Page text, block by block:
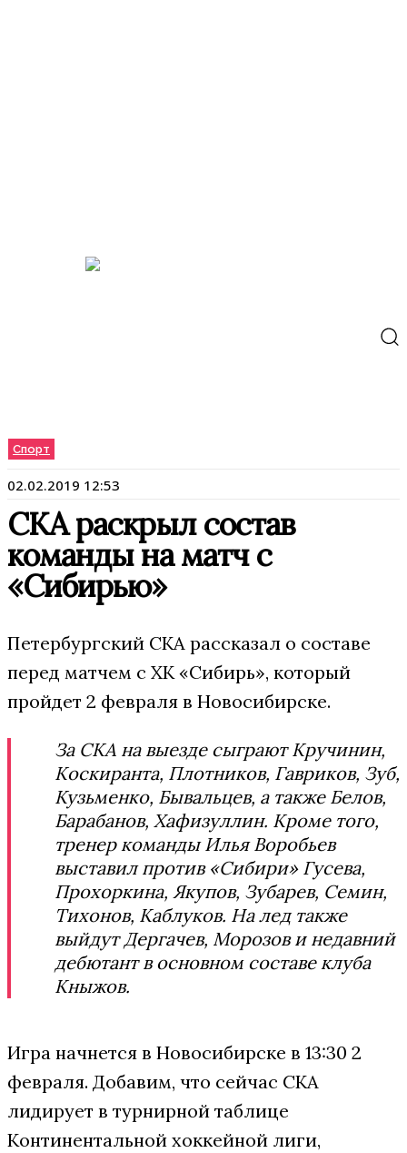
Спорт
02.02.2019 12:53
СКА раскрыл состав
команды на матч с
«Сибирью»
Петербургский СКА рассказал о составе
перед матчем с ХК «Сибирь», который
пройдет 2 февраля в Новосибирске.
За СКА на выезде сыграют Кручинин,
Коскиранта, Плотников, Гавриков, Зуб,
Кузьменко, Бывальцев, а также Белов,
Барабанов, Хафизуллин. Кроме того,
тренер команды Илья Воробьев
выставил против «Сибири» Гусева,
Прохоркина, Якупов, Зубарев, Семин,
Тихонов, Каблуков. На лед также
выйдут Дергачев, Морозов и недавний
дебютант в основном составе клуба
Кныжов.
Игра начнется в Новосибирске в 13:30 2
февраля. Добавим, что сейчас СКА
лидирует в турнирной таблице
Континентальной хоккейной лиги,